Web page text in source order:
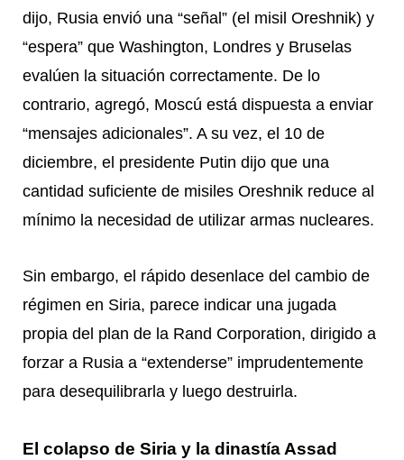
dijo, Rusia envió una “señal” (el misil Oreshnik) y
“espera” que Washington, Londres y Bruselas
evalúen la situación correctamente. De lo
contrario, agregó, Moscú está dispuesta a enviar
“mensajes adicionales”. A su vez, el 10 de
diciembre, el presidente Putin dijo que una
cantidad suficiente de misiles Oreshnik reduce al
mínimo la necesidad de utilizar armas nucleares.
Sin embargo, el rápido desenlace del cambio de
régimen en Siria, parece indicar una jugada
propia del plan de la Rand Corporation, dirigido a
forzar a Rusia a “extenderse” imprudentemente
para desequilibrarla y luego destruirla.
El colapso de Siria y la dinastía Assad